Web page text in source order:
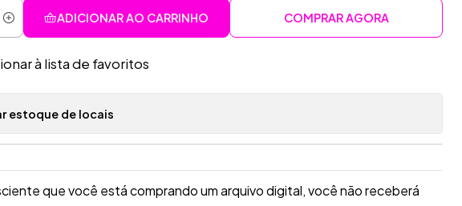
ADICIONAR AO CARRINHO COMPRAR AGORA
à lista de favoritos
estoque de locais
que você está comprando um arquivo digital, você não receberá